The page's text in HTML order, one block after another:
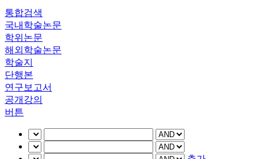
통합검색
국내학술논문
학위논문
해외학술논문
학술지
단행본
연구보고서
공개강의
버튼